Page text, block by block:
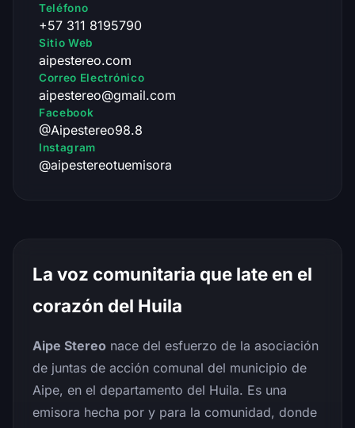
Teléfono
+57 311 8195790
Sitio Web
aipestereo.com
Correo Electrónico
aipestereo@gmail.com
Facebook
@Aipestereo98.8
Instagram
@aipestereotuemisora
La voz comunitaria que late en el
corazón del Huila
Aipe Stereo nace del esfuerzo de la asociación
de juntas de acción comunal del municipio de
Aipe, en el departamento del Huila. Es una
emisora hecha por y para la comunidad, donde